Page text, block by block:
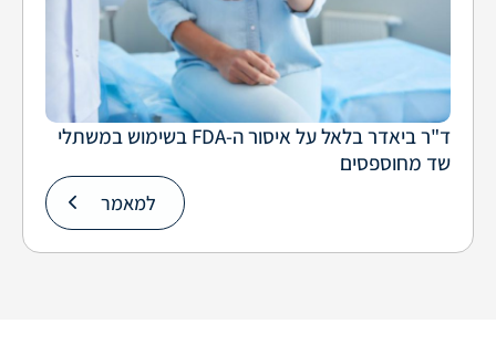
ד"ר ביאדר בלאל על איסור ה-FDA בשימוש במשתלי
שד מחוספסים
למאמר